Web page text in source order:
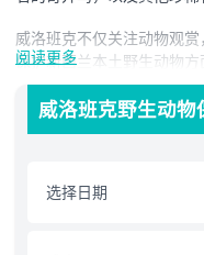
威洛班克不仅关注动物观
保护新西兰本土野生动物
划以确保其生存。作为游
能了解它们所面临的挑战
和保护努力。保护区宁静
阅读更多
威洛班克野生动
选择日期